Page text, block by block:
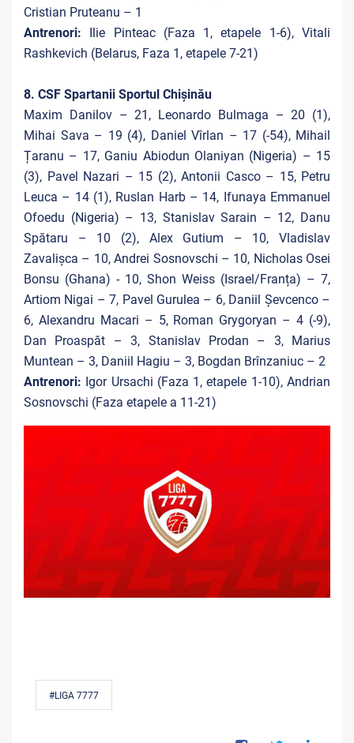
Cristian Pruteanu – 1
Antrenori: Ilie Pinteac (Faza 1, etapele 1-6), Vitali
Rashkevich (Belarus, Faza 1, etapele 7-21)
8. CSF Spartanii Sportul Chișinău
Maxim Danilov – 21, Leonardo Bulmaga – 20 (1),
Mihai Sava – 19 (4), Daniel Vîrlan – 17 (-54), Mihail
Țaranu – 17, Ganiu Abiodun Olaniyan (Nigeria) – 15
(3), Pavel Nazari – 15 (2), Antonii Casco – 15, Petru
Leuca – 14 (1), Ruslan Harb – 14, Ifunaya Emmanuel
Ofoedu (Nigeria) – 13, Stanislav Sarain – 12, Danu
Spătaru – 10 (2), Alex Gutium – 10, Vladislav
Zavalișca – 10, Andrei Sosnovschi – 10, Nicholas Osei
Bonsu (Ghana) - 10, Shon Weiss (Israel/Franța) – 7,
Artiom Nigai – 7, Pavel Gurulea – 6, Daniil Șevcenco –
6, Alexandru Macari – 5, Roman Grygoryan – 4 (-9),
Dan Proaspăt – 3, Stanislav Prodan – 3, Marius
Muntean – 3, Daniil Hagiu – 3, Bogdan Brînzaniuc – 2
Antrenori: Igor Ursachi (Faza 1, etapele 1-10), Andrian
Sosnovschi (Faza etapele a 11-21)
#LIGA 7777